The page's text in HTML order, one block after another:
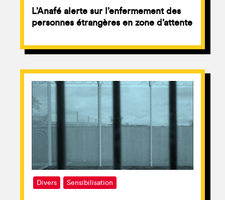
L’Anafé alerte sur l’enfermement des
personnes étrangères en zone d’attente
Divers Sensibilisation